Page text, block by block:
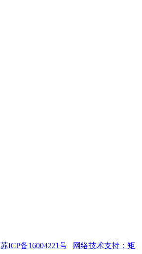
苏ICP备16004221号
网络技术支持：矩